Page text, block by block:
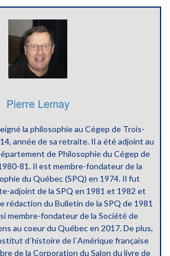
Pierre Lemay
la philosophie au Cégep de Trois-
année de sa retraite. Il a été adjoint au
de Philosophie du Cégep de
81. Il est membre-fondateur de la
du Québec (SPQ) en 1974. Il fut
adjoint de la SPQ en 1981 et 1982 et
rédaction du Bulletin de la SPQ de 1981
membre-fondateur de la Société de
au coeur du Québec en 2017. De plus,
d`histoire de l`Amérique française
de la Corporation du Salon du livre de